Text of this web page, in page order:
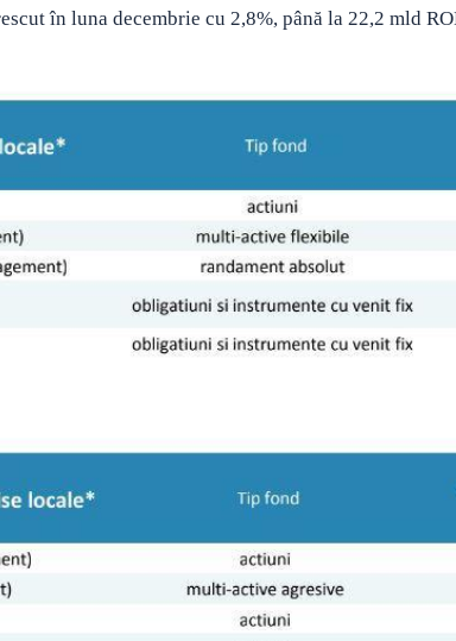
în luna decembrie cu 2,8%, până la 22,2 mld